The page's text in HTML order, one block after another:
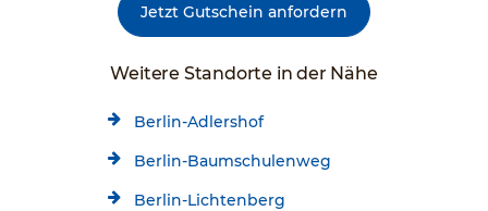
Jetzt Gutschein anfordern
Weitere Standorte in der Nähe
Berlin-Adlershof
Berlin-Baumschulenweg
Berlin-Lichtenberg